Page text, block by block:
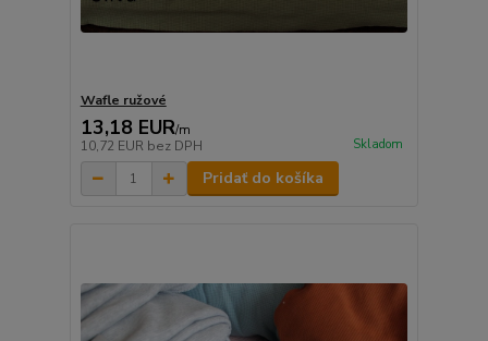
Wafle ružové
13,18 EUR/m
10,72 EUR bez DPH Skladom
Pridať do košíka